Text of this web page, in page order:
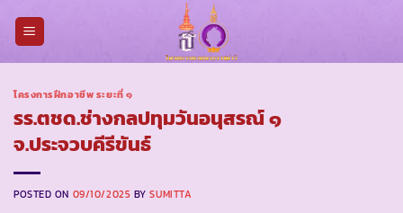
โครงการฝึกอาชีพ ระยะที่ ๑
รร.ตชด.ช่างกลปทุมวันอนุสรณ์ ๑
จ.ประจวบคีรีขันธ์
POSTED ON 09/10/2025 BYSUMITTA